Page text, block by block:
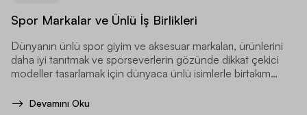
Spor Markalar ve Ünlü İş Birlikleri
Dünyanın ünlü spor giyim ve aksesuar markaları, ürünlerini
daha iyi tanıtmak ve sporseverlerin gözünde dikkat çekici
modeller tasarlamak için dünyaca ünlü isimlerle birtakım
Devamını Oku